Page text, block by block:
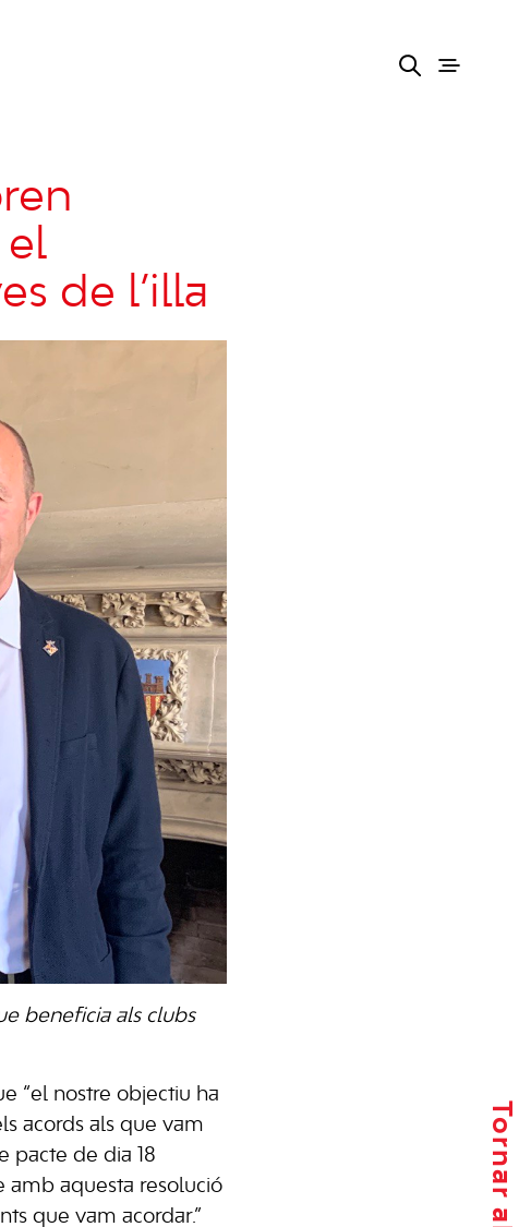
el
de l’illa
beneficia als clubs
“el nostre objectiu ha
acords als que vam
pacte de dia 18
amb aquesta resolució
que vam acordar.”